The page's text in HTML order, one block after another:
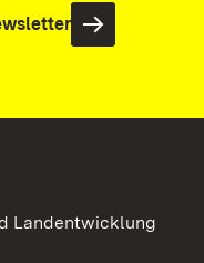
Landentwicklung